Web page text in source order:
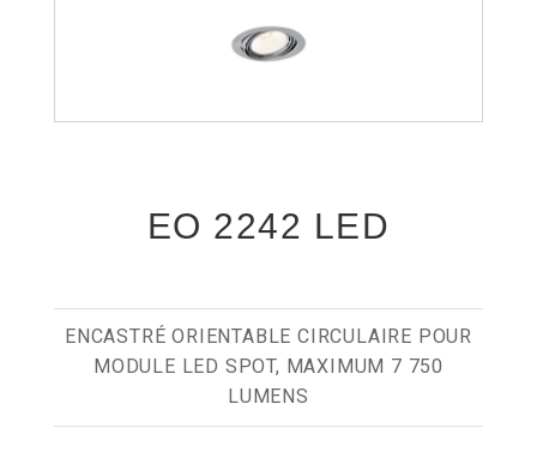
EO 2242 LED
ENCASTRÉ ORIENTABLE CIRCULAIRE POUR
MODULE LED SPOT, MAXIMUM 7 750
LUMENS